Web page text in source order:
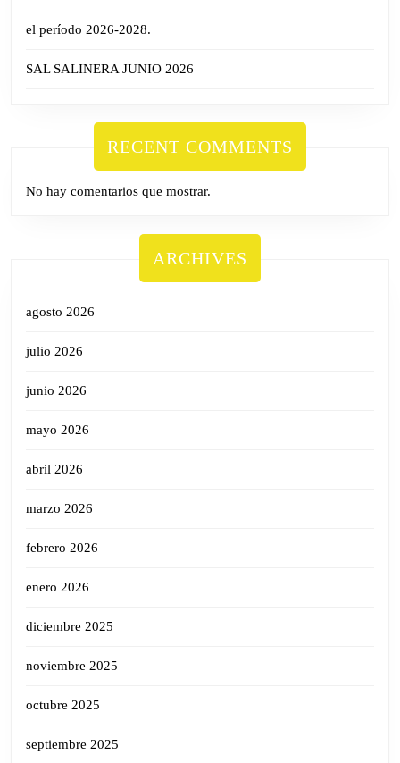
el período 2026-2028.
SAL SALINERA JUNIO 2026
RECENT COMMENTS
No hay comentarios que mostrar.
ARCHIVES
agosto 2026
julio 2026
junio 2026
mayo 2026
abril 2026
marzo 2026
febrero 2026
enero 2026
diciembre 2025
noviembre 2025
octubre 2025
septiembre 2025